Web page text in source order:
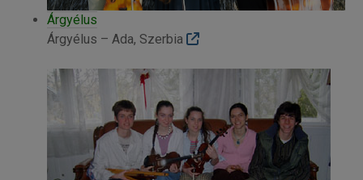
Árgyélus
Árgyélus – Ada, Szerbia